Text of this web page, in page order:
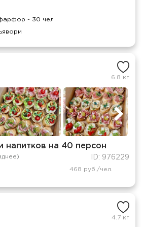
- 30 чел
6.8 кг
напитков на 40 персон
ID: 976229
468 руб./чел.
4.7 кг